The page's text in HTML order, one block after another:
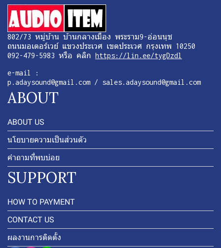
802/73 หมู่บ้าน บ้านกลางเมือง พระราม9-อ่อนนุช
ถนนมอเตอร์เวย์ แขวงประเวศ เขตประเวศ กรุงเทพ 10250
092-479-5983 หรือ คลิก https://lin.ee/tygDzdl
e-mail :
p.adaysound@gmail.com / sales.adaysound@gmail.com
ABOUT
ABOUT US
นโยบายความเป็นส่วนตัว
คำถามที่พบบ่อย
SUPPORT
HOW TO PAYMENT
CONTACT US
ผลงานการติดตั้ง